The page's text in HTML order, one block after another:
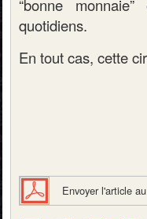
“bonne
quotidiens.
En tout cas, cette
Envoyer l'article